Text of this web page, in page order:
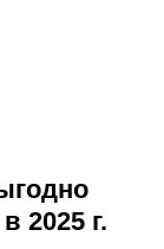
2025 г.